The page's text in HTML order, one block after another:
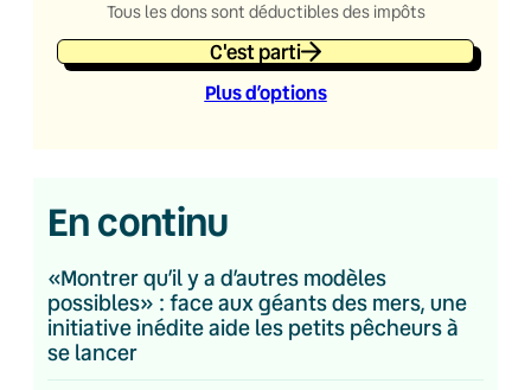
Tous les dons sont déductibles des impôts
C'est parti
Plus d’options
En continu
«Montrer qu’il y a d’autres modèles
possibles» : face aux géants des mers, une
initiative inédite aide les petits pêcheurs à
se lancer